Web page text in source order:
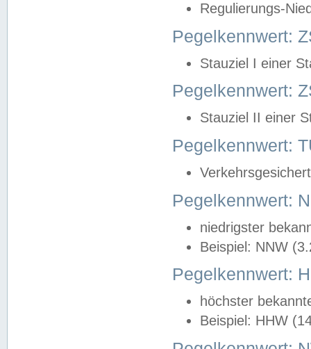
Regulierungs-
Pegelkennwert:
Stauziel I einer
Pegelkennwert:
Stauziel II einer
Pegelkennwert:
Pegelkennwert:
niedrigster
Beispiel: NNW
Pegelkennwert:
höchster
Beispiel: HHW